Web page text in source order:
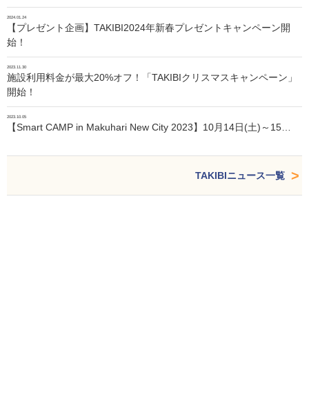
2024.01.24
【プレゼント企画】TAKIBI2024年新春プレゼントキャンペーン開
始！
2023.11.30
施設利用料金が最大20%オフ！「TAKIBIクリスマスキャンペーン」
開始！
2023.10.05
【Smart CAMP in Makuhari New City 2023】10月14日(土)～15…
TAKIBIニュース一覧